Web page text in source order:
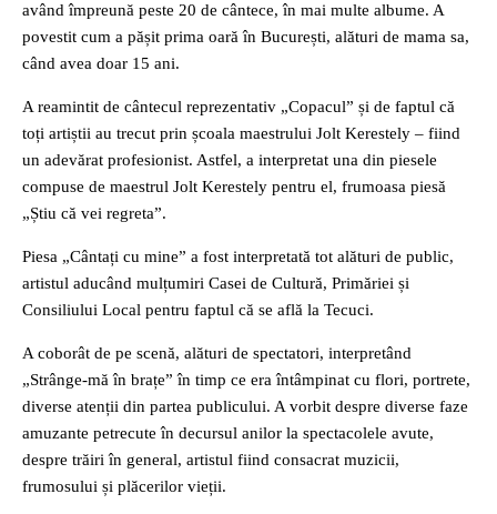
având împreună peste 20 de cântece, în mai multe albume. A
povestit cum a pășit prima oară în București, alături de mama sa,
când avea doar 15 ani.
A reamintit de cântecul reprezentativ „Copacul” și de faptul că
toți artiștii au trecut prin școala maestrului Jolt Kerestely – fiind
un adevărat profesionist. Astfel, a interpretat una din piesele
compuse de maestrul Jolt Kerestely pentru el, frumoasa piesă
„Știu că vei regreta”.
Piesa „Cântați cu mine” a fost interpretată tot alături de public,
artistul aducând mulțumiri Casei de Cultură, Primăriei și
Consiliului Local pentru faptul că se află la Tecuci.
A coborât de pe scenă, alături de spectatori, interpretând
„Strânge-mă în brațe” în timp ce era întâmpinat cu flori, portrete,
diverse atenții din partea publicului. A vorbit despre diverse faze
amuzante petrecute în decursul anilor la spectacolele avute,
despre trăiri în general, artistul fiind consacrat muzicii,
frumosului și plăcerilor vieții.